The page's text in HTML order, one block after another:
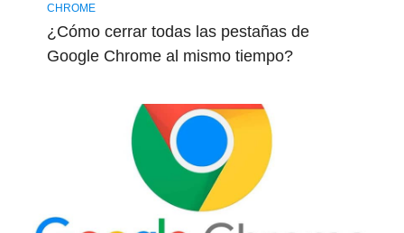
CHROME
¿Cómo cerrar todas las pestañas de
Google Chrome al mismo tiempo?